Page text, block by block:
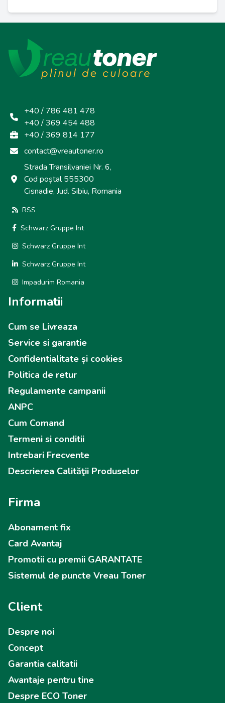
+40 / 786 481 478
+40 / 369 454 488
+40 / 369 814 177
contact@vreautoner.ro
Strada Transilvaniei Nr. 6,
Cod poștal 555300
Cisnadie, Jud. Sibiu, Romania
RSS
Schwarz Gruppe Int
Schwarz Gruppe Int
Schwarz Gruppe Int
Impadurim Romania
Informatii
Cum se Livreaza
Service si garantie
Confidentialitate și cookies
Politica de retur
Regulamente campanii
ANPC
Cum Comand
Termeni si conditii
Intrebari Frecvente
Descrierea Calităţii Produselor
Firma
Abonament fix
Card Avantaj
Promotii cu premii GARANTATE
Sistemul de puncte Vreau Toner
Client
Despre noi
Concept
Garantia calitatii
Avantaje pentru tine
Despre ECO Toner